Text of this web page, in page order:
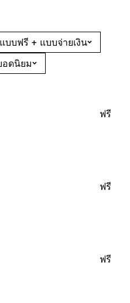
แบบฟรี + แบบจ่ายเงิน
อดนิยม
ฟรี
ฟรี
ฟรี